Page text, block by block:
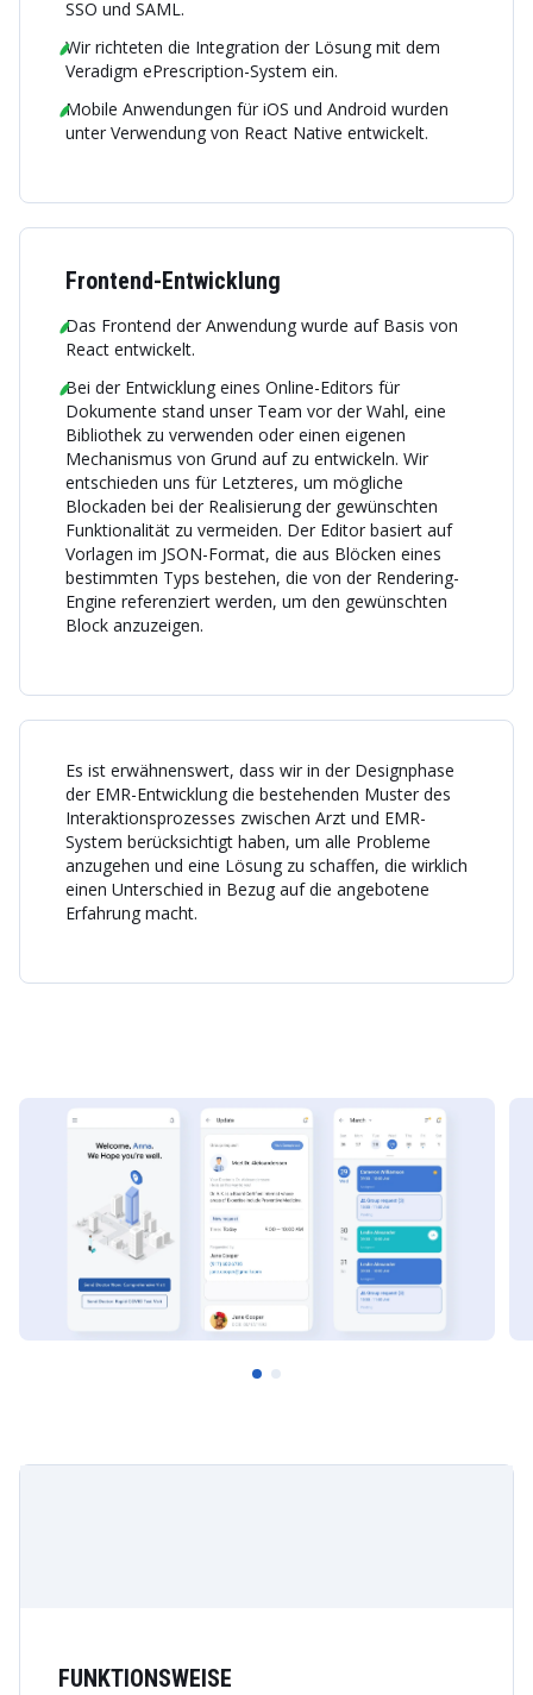
SSO und SAML.
Wir richteten die Integration der Lösung mit dem
Veradigm ePrescription-System ein.
Mobile Anwendungen für iOS und Android wurden
unter Verwendung von React Native entwickelt.
Frontend-Entwicklung
Das Frontend der Anwendung wurde auf Basis von
React entwickelt.
Bei der Entwicklung eines Online-Editors für
Dokumente stand unser Team vor der Wahl, eine
Bibliothek zu verwenden oder einen eigenen
Mechanismus von Grund auf zu entwickeln. Wir
entschieden uns für Letzteres, um mögliche
Blockaden bei der Realisierung der gewünschten
Funktionalität zu vermeiden. Der Editor basiert auf
Vorlagen im JSON-Format, die aus Blöcken eines
bestimmten Typs bestehen, die von der Rendering-
Engine referenziert werden, um den gewünschten
Block anzuzeigen.
Es ist erwähnenswert, dass wir in der Designphase
der EMR-Entwicklung die bestehenden Muster des
Interaktionsprozesses zwischen Arzt und EMR-
System berücksichtigt haben, um alle Probleme
anzugehen und eine Lösung zu schaffen, die wirklich
einen Unterschied in Bezug auf die angebotene
Erfahrung macht.
FUNKTIONSWEISE